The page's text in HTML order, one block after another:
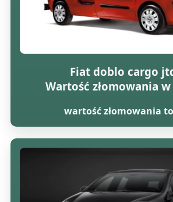
Fiat doblo cargo
Wartość złomowania
wartość złomowania